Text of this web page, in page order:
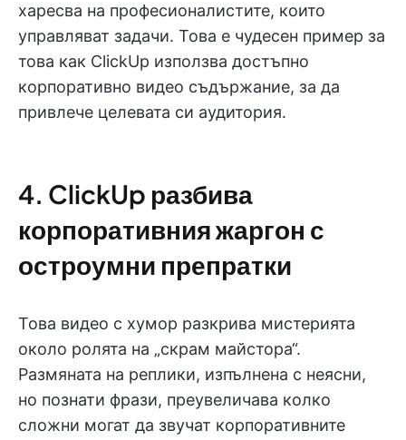
харесва на професионалистите, които
управляват задачи. Това е чудесен пример за
това как ClickUp използва достъпно
корпоративно видео съдържание, за да
привлече целевата си аудитория.
4. ClickUp разбива
корпоративния жаргон с
остроумни препратки
Това видео с хумор разкрива мистерията
около ролята на „скрам майстора“.
Размяната на реплики, изпълнена с неясни,
но познати фрази, преувеличава колко
сложни могат да звучат корпоративните